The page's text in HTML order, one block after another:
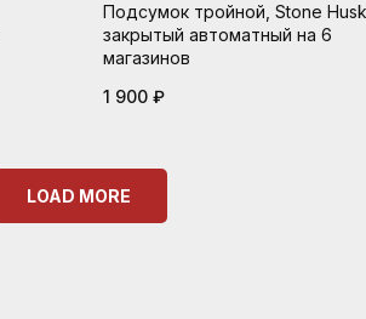
Подсумок тройной, Stone
закрытый автоматный на 6
магазинов
1 900 ₽
LOAD MORE